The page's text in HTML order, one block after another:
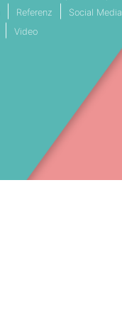
Referenz
Social Media
Video